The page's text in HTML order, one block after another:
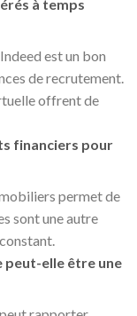
à temps
est un bon
de recrutement.
offrent de
financiers pour
permet de
sont une autre
peut-elle être une